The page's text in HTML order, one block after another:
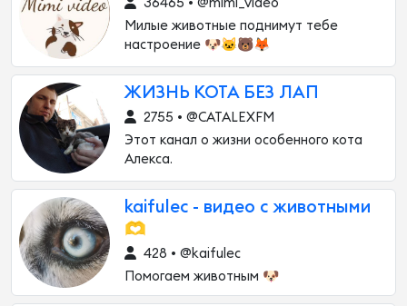
36465 • @mimi_video
Милые животные поднимут тебе
настроение 🐶🐱🐻🦊
ЖИЗНЬ КОТА БЕЗ ЛАП
2755 • @CATALEXFM
Этот канал о жизни особенного кота
Алекса.
kaifulec - видео с животными
🫶
428 • @kaifulec
Помогаем животным 🐶